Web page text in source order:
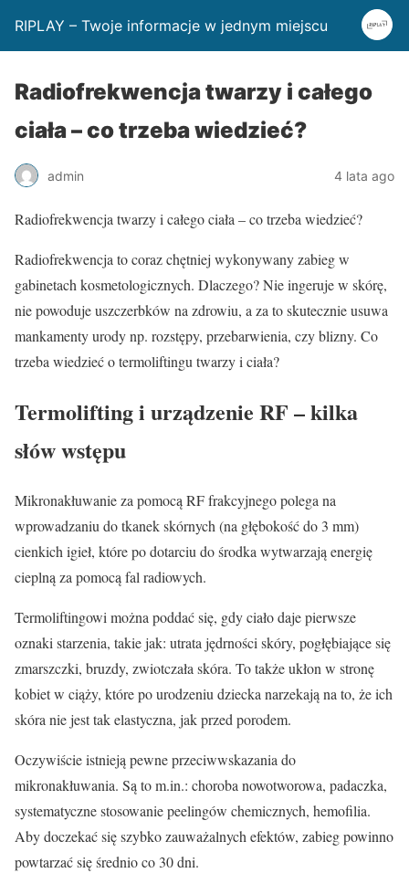
RIPLAY – Twoje informacje w jednym miejscu
Radiofrekwencja twarzy i całego
ciała – co trzeba wiedzieć?
admin 4 lata ago
Radiofrekwencja twarzy i całego ciała – co trzeba wiedzieć?
Radiofrekwencja to coraz chętniej wykonywany zabieg w
gabinetach kosmetologicznych. Dlaczego? Nie ingeruje w skórę,
nie powoduje uszczerbków na zdrowiu, a za to skutecznie usuwa
mankamenty urody np. rozstępy, przebarwienia, czy blizny. Co
trzeba wiedzieć o termoliftingu twarzy i ciała?
Termolifting i urządzenie RF – kilka
słów wstępu
Mikronakłuwanie za pomocą RF frakcyjnego polega na
wprowadzaniu do tkanek skórnych (na głębokość do 3 mm)
cienkich igieł, które po dotarciu do środka wytwarzają energię
cieplną za pomocą fal radiowych.
Termoliftingowi można poddać się, gdy ciało daje pierwsze
oznaki starzenia, takie jak: utrata jędrności skóry, pogłębiające się
zmarszczki, bruzdy, zwiotczała skóra. To także ukłon w stronę
kobiet w ciąży, które po urodzeniu dziecka narzekają na to, że ich
skóra nie jest tak elastyczna, jak przed porodem.
Oczywiście istnieją pewne przeciwwskazania do
mikronakłuwania. Są to m.in.: choroba nowotworowa, padaczka,
systematyczne stosowanie peelingów chemicznych, hemofilia.
Aby doczekać się szybko zauważalnych efektów, zabieg powinno
powtarzać się średnio co 30 dni.